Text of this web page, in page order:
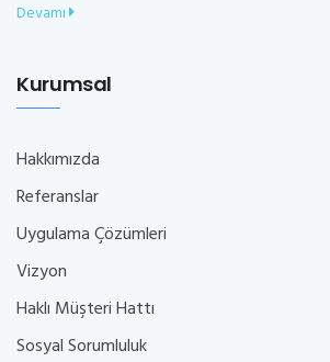
Devamı
Kurumsal
Hakkımızda
Referanslar
Uygulama Çözümleri
Vizyon
Haklı Müşteri Hattı
Sosyal Sorumluluk